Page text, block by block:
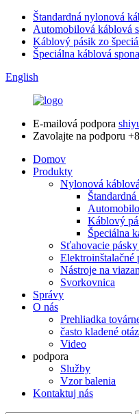
Štandardná nylonová
Automobilová káblová
Káblový pásik zo
Špeciálna káblová spona
English
E-mailová podpora
Zavolajte na podporu
Domov
Produkty
Nylonová
Káblový
Špeciálna
Sťahovacie
Elektroinštalačné
Nástroje na
Svorkovnica
Správy
O nás
Prehliadka
často kladené
Video
podpora
Služby
Vzor balenia
Kontaktuj nás